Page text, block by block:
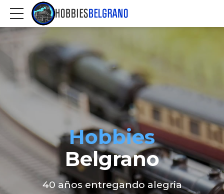
Hobbies
Belgrano
40 años entregando alegria